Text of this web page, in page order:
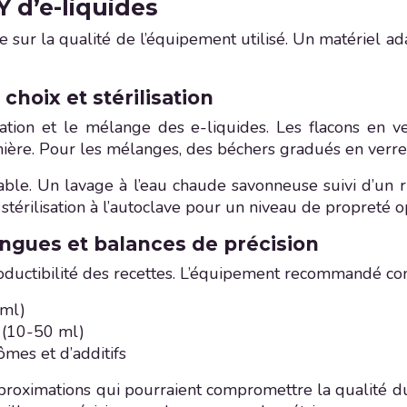
d’e-liquides
sur la qualité de l’équipement utilisé. Un matériel
et stérilisation
et le mélange des e-liquides. Les flacons en
Pour les mélanges, des béchers gradués en
Un lavage à l’eau chaude savonneuse suivi d’un
à l’autoclave pour un niveau de propreté
et balances de précision
des recettes. L’équipement recommandé
(10-50 ml)
et d’additifs
qui pourraient compromettre la qualité